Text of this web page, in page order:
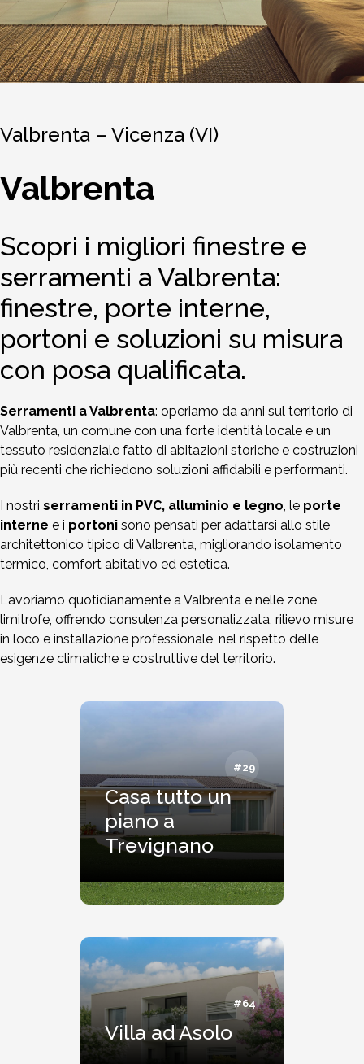
Valbrenta – Vicenza (VI)
Valbrenta
Scopri i migliori finestre e
serramenti a Valbrenta:
finestre, porte interne,
portoni e soluzioni su misura
con posa qualificata.
Serramenti a Valbrenta: operiamo da anni sul territorio di
Valbrenta, un comune con una forte identità locale e un
tessuto residenziale fatto di abitazioni storiche e costruzioni
più recenti che richiedono soluzioni affidabili e performanti.
I nostri serramenti in PVC, alluminio e legno, le porte
interne e i portoni sono pensati per adattarsi allo stile
architettonico tipico di Valbrenta, migliorando isolamento
termico, comfort abitativo ed estetica.
Lavoriamo quotidianamente a Valbrenta e nelle zone
limitrofe, offrendo consulenza personalizzata, rilievo misure
in loco e installazione professionale, nel rispetto delle
esigenze climatiche e costruttive del territorio.
#29
Casa tutto un
piano a
Trevignano
#64
Villa ad Asolo